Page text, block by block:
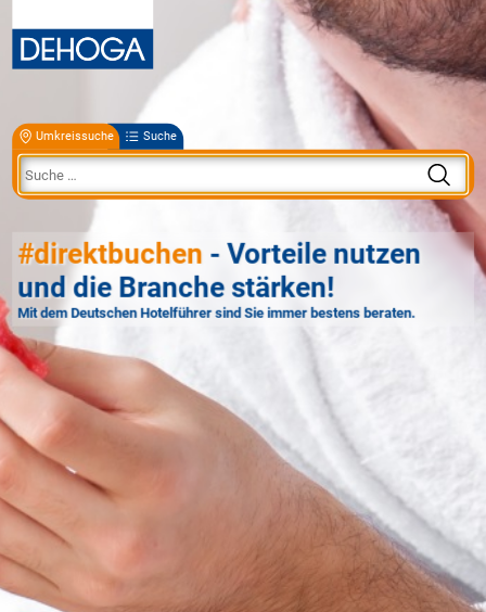
Umkreissuche Suche
#direktbuchen - Vorteile nutzen
und die Branche stärken!
Mit dem Deutschen Hotelführer sind Sie immer bestens beraten.